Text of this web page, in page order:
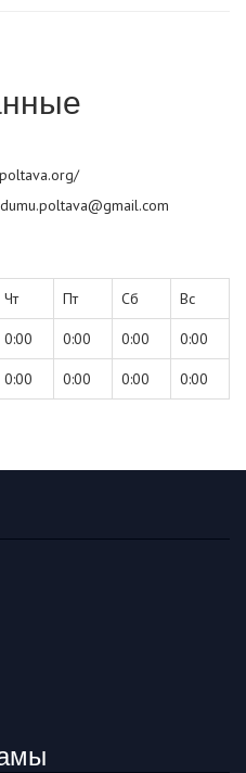
Чт Пт Сб Вс
0:00 0:00 0:00 0:00
0:00 0:00 0:00 0:00